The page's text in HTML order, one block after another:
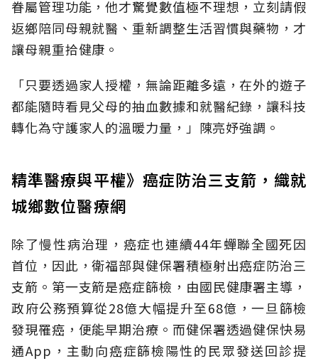
眷屬管理功能，他才驚覺數值極不理想，立刻請假
返鄉陪同母親就醫、重新調整生活習慣與藥物，才
讓母親重拾健康。
「只要透過家人授權，無論距離多遠，在外的遊子
都能隨時看見父母的抽血數據和就醫紀錄，讓科技
轉化為守護家人的溫暖力量，」陳亮妤強調。
精準醫療與平權》癌症防治三支箭，織就
城鄉數位醫療網
除了慢性病治理，癌症也連續44年蟬聯全國死因
首位，因此，衛福部與健保署積極射出癌症防治三
支箭。第一支箭是癌症篩檢，由國民健康署主導，
政府公務預算從28億大幅提升至68億，一旦篩檢
發現罹癌，便能早期治療。而健保署透過健保快易
通App，主動向癌症篩檢陽性的民眾發送回診提